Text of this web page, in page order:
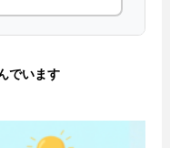
でいます